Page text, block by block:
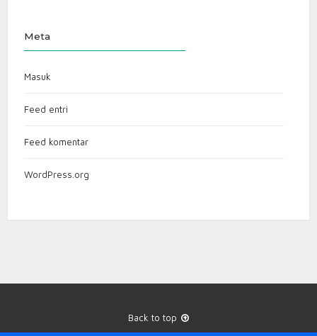
Meta
Masuk
Feed entri
Feed komentar
WordPress.org
Back to top